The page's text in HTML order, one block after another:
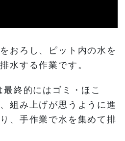
おろし、ピット内の水を
水する作業です。
終的にはゴミ・ほこ
組み上げが思うように進
、手作業で水を集めて排